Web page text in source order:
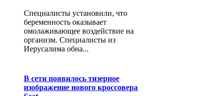
Специалисты установили, что
беременность оказывает
омолаживающее воздействие на
организм. Специалисты из
Иерусалима обна...
В сети появилось тизерное
изображение нового кроссовера